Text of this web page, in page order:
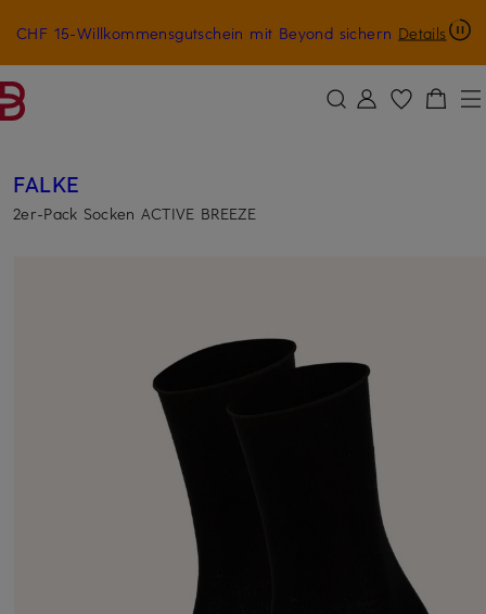
ZUM HAUPTINHALT ÜBERSPRINGEN ZUM SUCHFELD ÜBERSPRINGEN
CHF 15-Willkommensgutschein mit Beyond sichern Details
FALKE
2er-Pack Socken ACTIVE BREEZE